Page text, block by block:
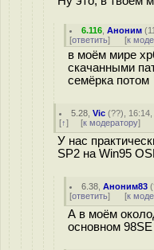
6.116 ,Аноним (
[ответить] [к
в моём мире
скачанными
семёрка потом
5.28 ,Vic (??),
[↑] [к модератору]
У нас
SP2 на Win95
6.38 ,Аноним83 (
[ответить] [к
А в моём
основном